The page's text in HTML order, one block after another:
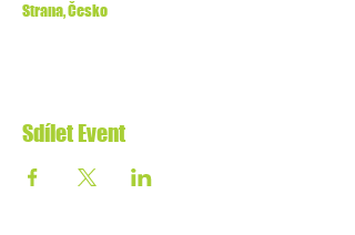
Strana, Česko
Sdílet Event